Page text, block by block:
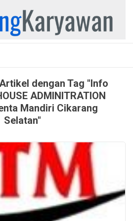
dengan Tag "Info
ADMINITRATION
Mandiri Cikarang
Selatan"